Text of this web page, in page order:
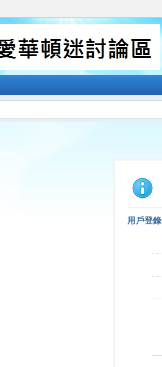
用戶登錄